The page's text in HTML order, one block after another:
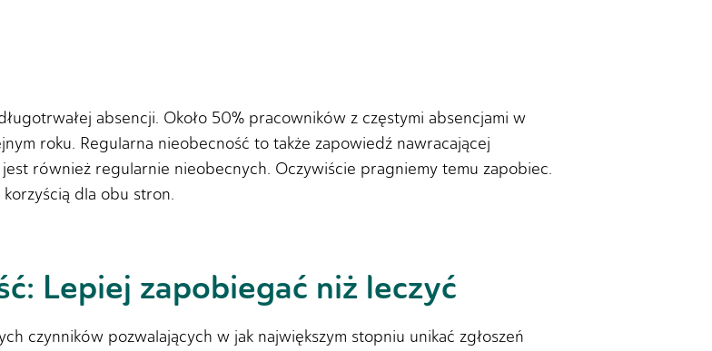
absencji. Około 50% pracowników z częstymi absencjami w
roku. Regularna nieobecność to także zapowiedź nawracającej
również regularnie nieobecnych. Oczywiście pragniemy temu zapobiec.
dla obu stron.
Lepiej zapobiegać niż leczyć
czynników pozwalających w jak największym stopniu unikać zgłoszeń